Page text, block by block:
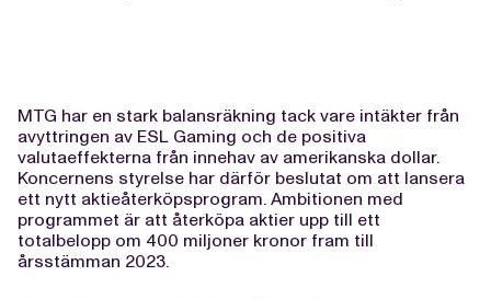
MTG har en stark balansräkning tack vare intäkter från
avyttringen av ESL Gaming och de positiva
valutaeffekterna från innehav av amerikanska dollar.
Koncernens styrelse har därför beslutat om att lansera
ett nytt aktieåterköpsprogram. Ambitionen med
programmet är att återköpa aktier upp till ett
totalbelopp om 400 miljoner kronor fram till
årsstämman 2023.